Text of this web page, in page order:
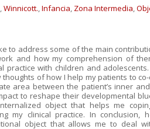
,Winnicott.,Infancia, Zona Intermedia,
to address some of the main
and how my comprehension of
practice with children and
of how I help my patients to
area between the patient’s inner
to reshape their developmental
object that helps me
my clinical practice. In conclusion,
object that allows me to deal